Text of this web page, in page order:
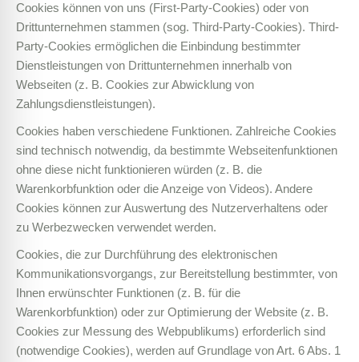
Cookies können von uns (First-Party-Cookies) oder von
Drittunternehmen stammen (sog. Third-Party-Cookies). Third-
Party-Cookies ermöglichen die Einbindung bestimmter
Dienstleistungen von Drittunternehmen innerhalb von
Webseiten (z. B. Cookies zur Abwicklung von
Zahlungsdienstleistungen).
Cookies haben verschiedene Funktionen. Zahlreiche Cookies
sind technisch notwendig, da bestimmte Webseitenfunktionen
ohne diese nicht funktionieren würden (z. B. die
Warenkorbfunktion oder die Anzeige von Videos). Andere
Cookies können zur Auswertung des Nutzerverhaltens oder
zu Werbezwecken verwendet werden.
Cookies, die zur Durchführung des elektronischen
Kommunikationsvorgangs, zur Bereitstellung bestimmter, von
Ihnen erwünschter Funktionen (z. B. für die
Warenkorbfunktion) oder zur Optimierung der Website (z. B.
Cookies zur Messung des Webpublikums) erforderlich sind
(notwendige Cookies), werden auf Grundlage von Art. 6 Abs. 1